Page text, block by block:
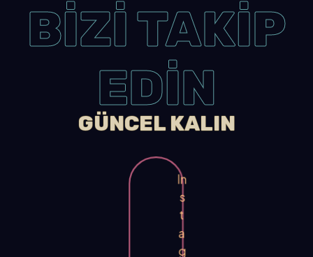
BİZİ TAKİP
EDİN
GÜNCEL KALIN
In
s
a